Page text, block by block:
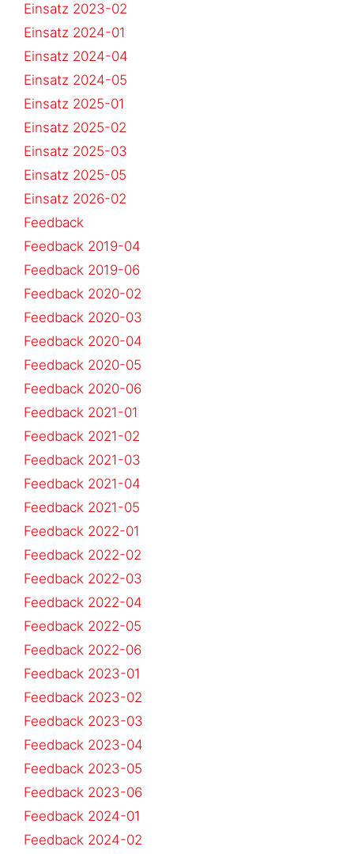
Einsatz 2023-02
Einsatz 2024-01
Einsatz 2024-04
Einsatz 2024-05
Einsatz 2025-01
Einsatz 2025-02
Einsatz 2025-03
Einsatz 2025-05
Einsatz 2026-02
Feedback
Feedback 2019-04
Feedback 2019-06
Feedback 2020-02
Feedback 2020-03
Feedback 2020-04
Feedback 2020-05
Feedback 2020-06
Feedback 2021-01
Feedback 2021-02
Feedback 2021-03
Feedback 2021-04
Feedback 2021-05
Feedback 2022-01
Feedback 2022-02
Feedback 2022-03
Feedback 2022-04
Feedback 2022-05
Feedback 2022-06
Feedback 2023-01
Feedback 2023-02
Feedback 2023-03
Feedback 2023-04
Feedback 2023-05
Feedback 2023-06
Feedback 2024-01
Feedback 2024-02